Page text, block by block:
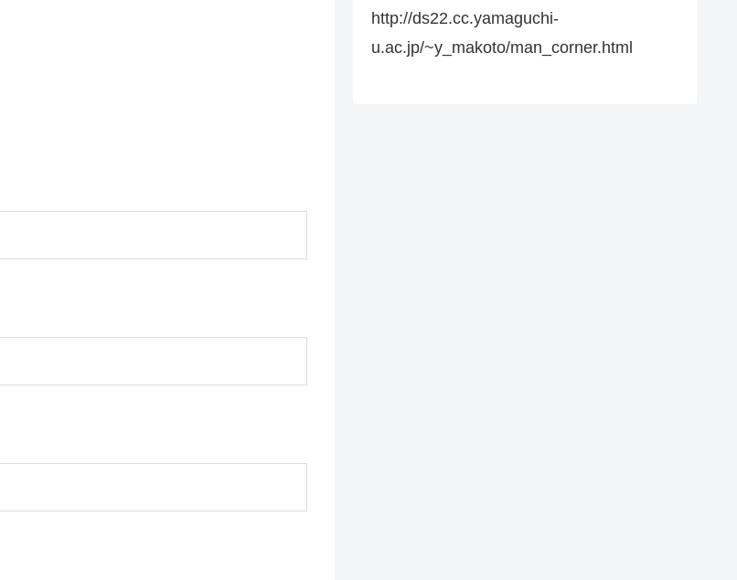
http://ds22.cc.yamaguchi-
u.ac.jp/~y_makoto/man_corner.html